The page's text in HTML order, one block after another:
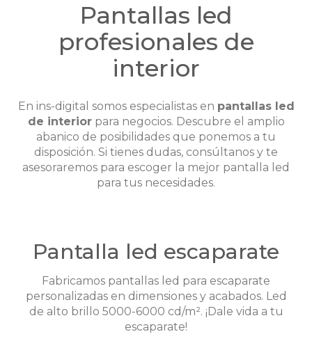
Pantallas led
profesionales de
interior
En ins-digital somos especialistas en pantallas led
de interiorpara negocios. Descubre el amplio
abanico de posibilidades que ponemos a tu
disposición. Si tienes dudas, consúltanos y te
asesoraremos para escoger la mejor pantalla led
para tus necesidades.
Pantalla led escaparate
Fabricamos pantallas led para escaparate
personalizadas en dimensiones y acabados. Led
de alto brillo 5000-6000 cd/m². ¡Dale vida a tu
escaparate!